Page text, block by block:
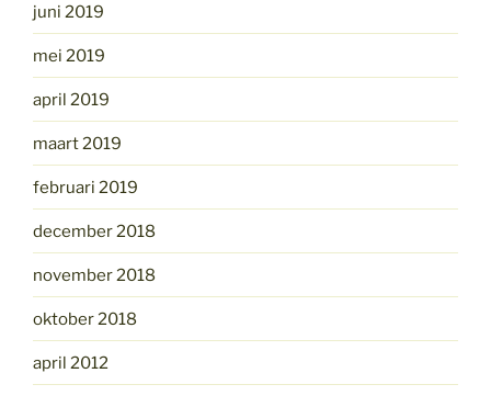
juni 2019
mei 2019
april 2019
maart 2019
februari 2019
december 2018
november 2018
oktober 2018
april 2012